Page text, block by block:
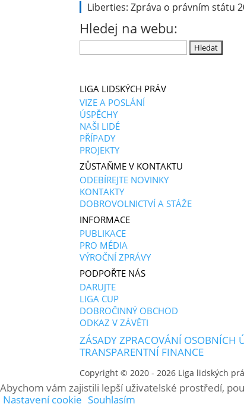
Liberties: Zpráva o právním státu
Hledej na webu:
Vyhledávání
LIGA LIDSKÝCH PRÁV
VIZE A POSLÁNÍ
ÚSPĚCHY
NAŠI LIDÉ
PŘÍPADY
PROJEKTY
ZŮSTAŇME V KONTAKTU
ODEBÍREJTE NOVINKY
KONTAKTY
DOBROVOLNICTVÍ A STÁŽE
INFORMACE
PUBLIKACE
PRO MÉDIA
VÝROČNÍ ZPRÁVY
PODPOŘTE NÁS
DARUJTE
LIGA CUP
DOBROČINNÝ OBCHOD
ODKAZ V ZÁVĚTI
ZÁSADY ZPRACOVÁNÍ OSOBNÍCH
TRANSPARENTNÍ FINANCE
Copyright © 2020 - 2026 Liga lidských
Abychom vám zajistili lepší uživatelské prostředí,
Nastavení cookie Souhlasím